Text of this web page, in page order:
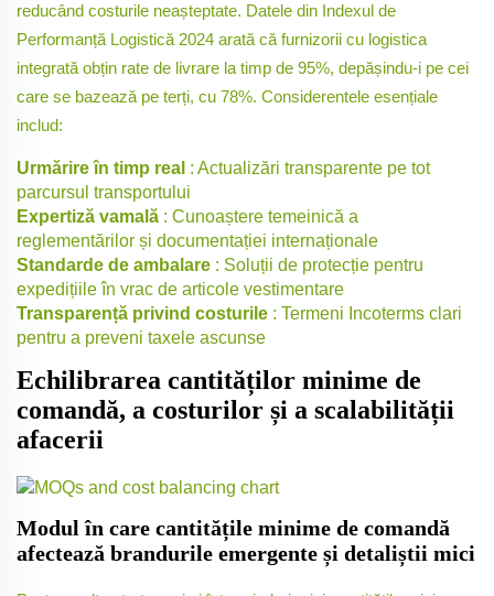
reducând costurile neașteptate. Datele din Indexul de
Performanță Logistică 2024 arată că furnizorii cu logistica
integrată obțin rate de livrare la timp de 95%, depășindu-i pe cei
care se bazează pe terți, cu 78%. Considerentele esențiale
includ:
Urmărire în timp real : Actualizări transparente pe tot
parcursul transportului
Expertiză vamală : Cunoaștere temeinică a
reglementărilor și documentației internaționale
Standarde de ambalare : Soluții de protecție pentru
expedițiile în vrac de articole vestimentare
Transparență privind costurile : Termeni Incoterms clari
pentru a preveni taxele ascunse
Echilibrarea cantităților minime de
comandă, a costurilor și a scalabilității
afacerii
Modul în care cantitățile minime de comandă
afectează brandurile emergente și detaliștii mici